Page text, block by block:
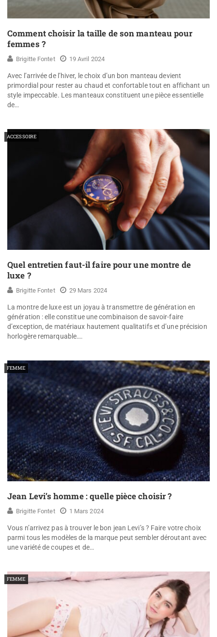
Comment choisir la taille de son manteau pour
femmes ?
Brigitte Fontet 19 Avril 2024
Avec l’arrivée de l’hiver, le choix d’un bon manteau devient
primordial pour rester au chaud et confortable tout en affichant un
style impeccable. Les manteaux constituent une pièce essentielle
de…
ACCESSOIRE
Quel entretien faut-il faire pour une montre de
luxe ?
Brigitte Fontet 29 Mars 2024
La montre de luxe est un joyau à transmettre de génération en
génération : elle constitue une combinaison de savoir-faire
d’exception, de matériaux hautement qualitatifs et d’une précision
horlogère remarquable….
FEMME
Jean Levi’s homme : quelle pièce choisir ?
Brigitte Fontet 1 Mars 2024
Vous n’arrivez pas à trouver le bon jean Levi’s ? Faire votre choix
parmi tous les modèles de la marque peut sembler déroutant avec
une variété de coupes et de…
FEMME